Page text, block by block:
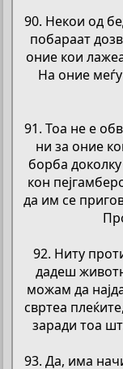
90. Некои од
побараат
оние кои
На оние
91. Тоа не е
ни за оние
борба
кон
да им се
92. Ниту
дадеш
можам да
свртеа
заради тоа
93. Да, има